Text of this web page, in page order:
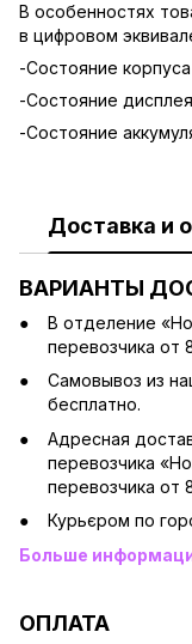
В особенностях
в цифровом
-Состояние корпуса
-Состояние дисплея
-Состояние
Доставка и
ВАРИАНТЫ
В отделение
перевозчика от
Cамовывоз из
бесплатно.
Адресная
перевозчика
перевозчика от
Курьєром по
Больше
ОПЛАТА